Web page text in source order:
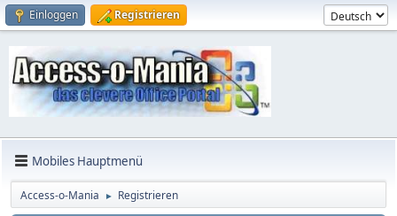
Einloggen Registrieren
Mobiles Hauptmenü
Access-o-Mania ► Registrieren